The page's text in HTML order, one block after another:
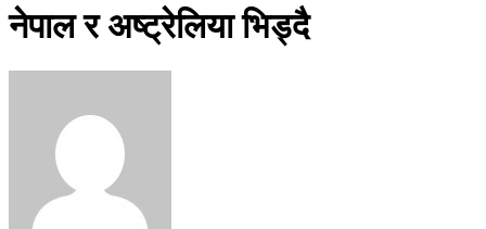
नेपाल र अष्ट्रेलिया भिड्दै